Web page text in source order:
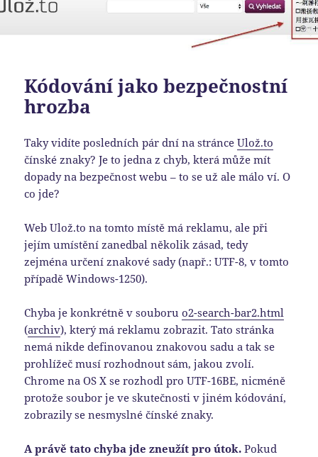
Kódování jako bezpečnostní
hrozba
Taky vidíte posledních pár dní na stránceUlož.to
čínské znaky? Je to jedna z chyb, která může mít
dopady na bezpečnost webu – to se už ale málo ví. O
co jde?
Web Ulož.to na tomto místě má reklamu, ale při
jejím umístění zanedbal několik zásad, tedy
zejména určení znakové sady (např.: UTF-8, v tomto
případě Windows-1250).
Chyba je konkrétně v souboruo2-search-bar2.html
(archiv), který má reklamu zobrazit. Tato stránka
nemá nikde definovanou znakovou sadu a tak se
prohlížeč musí rozhodnout sám, jakou zvolí.
Chrome na OS X se rozhodl pro UTF-16BE, nicméně
protože soubor je ve skutečnosti v jiném kódování,
zobrazily se nesmyslné čínské znaky.
A právě tato chyba jde zneužít pro útok. Pokud